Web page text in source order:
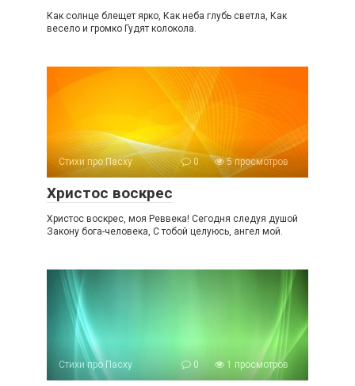
Как солнце блещет ярко, Как неба глубь светла, Как
весело и громко Гудят колокола.
Стихи про Пасху 0 5 просмотров
Христос воскрес
Христос воскрес, моя Реввека! Сегодня следуя душой
Закону бога-человека, С тобой целуюсь, ангел мой.
Стихи про Пасху 0 1 просмотров